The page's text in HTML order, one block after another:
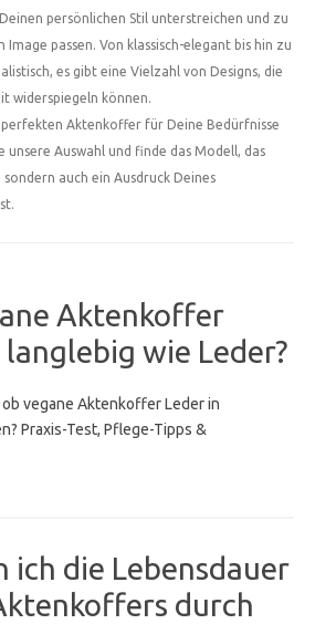
persönlichen Stil unterstreichen und zu
passen. Von klassisch-elegant bis hin zu
es gibt eine Vielzahl von Designs, die
widerspiegeln können.
Aktenkoffer für Deine Bedürfnisse
unsere Auswahl und finde das Modell, das
auch ein Ausdruck Deines
Aktenkoffer
langlebig wie Leder?
vegane Aktenkoffer Leder in
Praxis-Test, Pflege-Tipps &
ich die Lebensdauer
durch